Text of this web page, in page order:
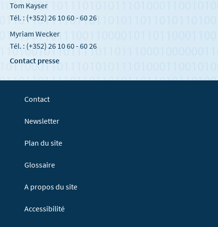
Tom Kayser
Tél. : (+352) 26 10 60 - 60 26
Myriam Wecker
Tél. : (+352) 26 10 60 - 60 26
Contact presse
Contact
Newsletter
Plan du site
Glossaire
A propos du site
Accessibilité